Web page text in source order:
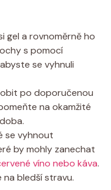
gel a rovnoměrně ho
s pomocí
se vyhnuli
po doporučenou
na okamžité
se vyhnout
by mohly zanechat
víno nebo káva.
na bledší stravu.